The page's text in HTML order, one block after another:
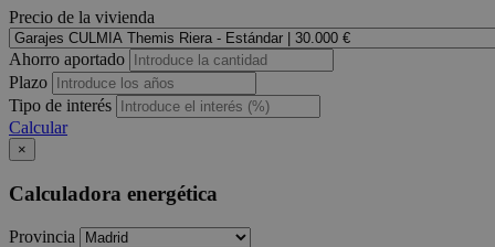
Precio de la vivienda
Ahorro aportado
Plazo
Tipo de interés
Calcular
×
Calculadora energética
Provincia